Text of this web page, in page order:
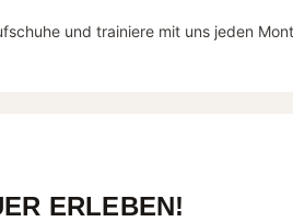
und trainiere mit uns jeden
ERLEBEN!